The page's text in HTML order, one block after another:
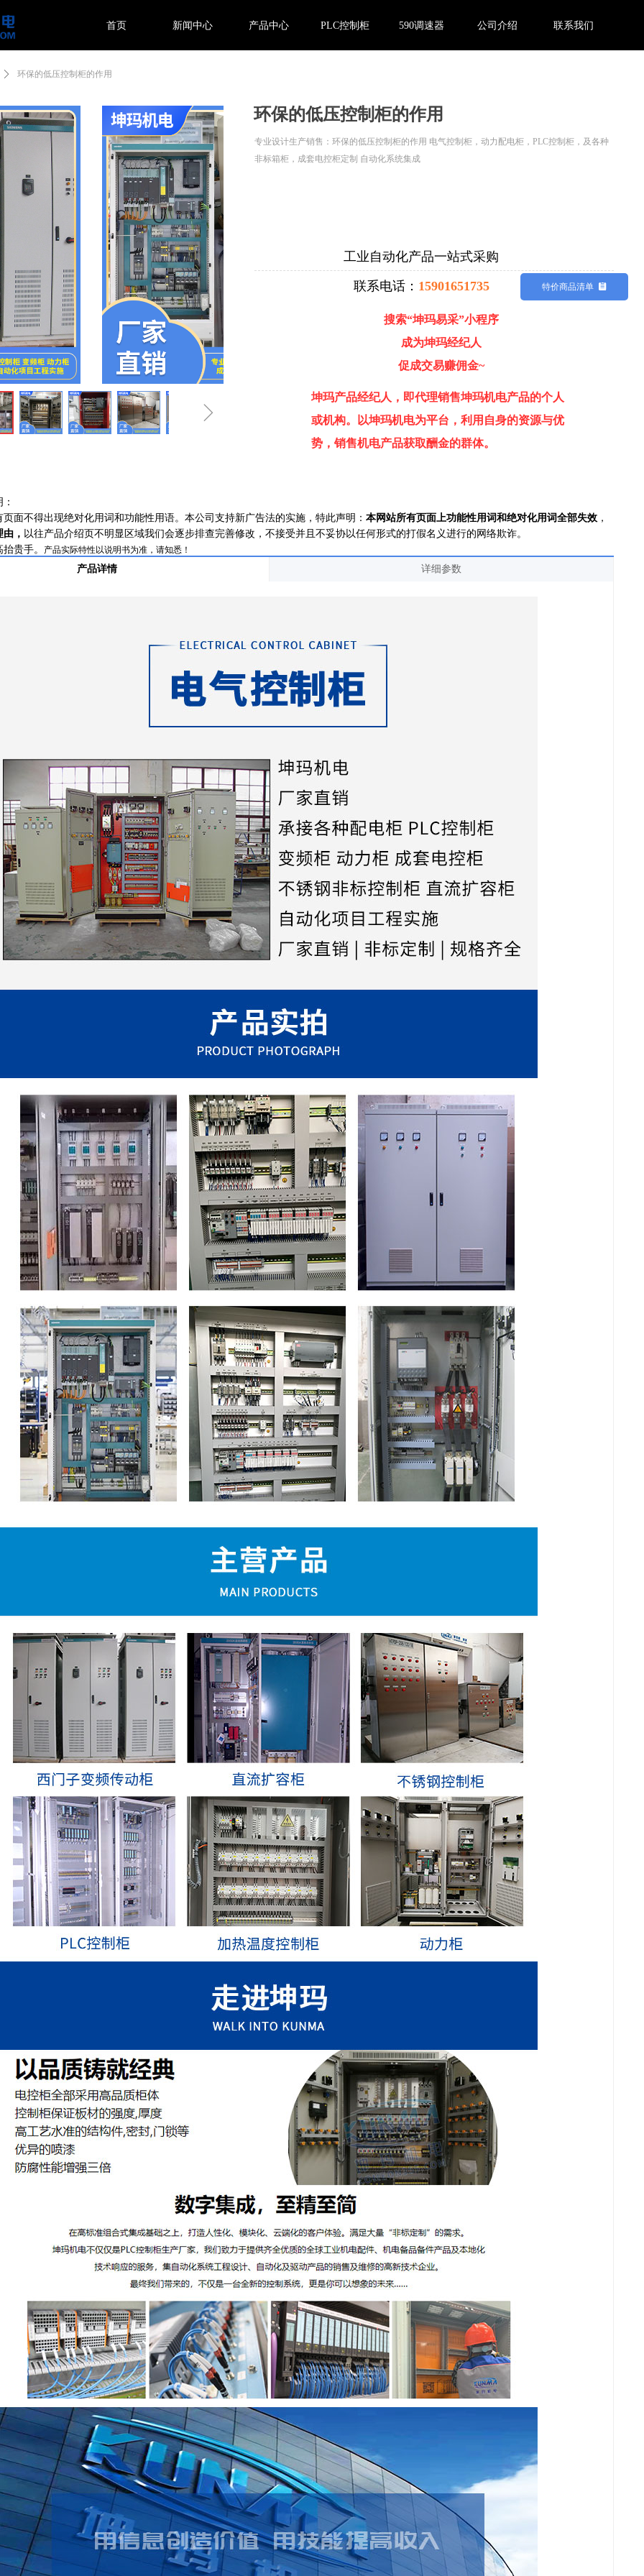
首页 新闻中心 产品中心 PLC控制柜 590调速器 公司介绍 联系我们
ꄲ 环保的低压控制柜的作用
ꁇ
环保的低压控制柜的作用
专业设计生产销售：环保的低压控制柜的作用 电气控制柜，动力配电柜，PLC控制柜，及各种
非标箱柜，成套电控柜定制 自动化系统集成
产品详情 详细参数
ControlType:productSlideBind Error:未将对象引用设置到对象的实例。
联系电话： 15901651735
搜索“坤玛易采”小程序
成为坤玛经纪人
促成交易赚佣金~
坤玛产品经纪人，即代理销售坤玛机电产品的个人
或机构。
以坤玛机电为平台，利用自身的资源与优
势，销售机电产品获取酬金的群体。
工业自动化产品一站式采购
特价商品清单 뀳
面不得出现绝对化用词和功能性用语。本公司支持新广告法的实施，特此声明： 本网站所有页面上功能性用词和绝对化用词全部失效 ，
， 以往产品介绍页不明显区域我们会逐步排查完善修改，不接受并且不妥协以任何形式的打假名义进行的网络欺诈。
贵手。 产品实际特性以说明书为准，请知悉！